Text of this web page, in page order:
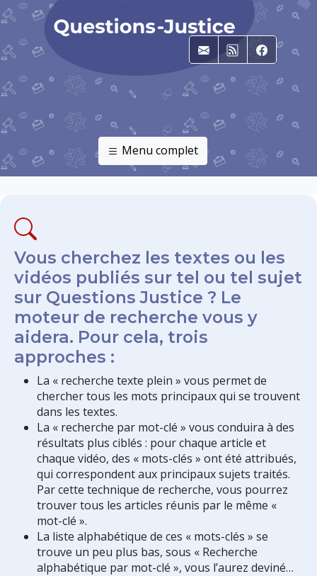
E-mailRSS
Menu complet
Vous cherchez les textes ou les
vidéos publiés sur tel ou tel sujet
sur Questions Justice ? Le
moteur de recherche vous y
aidera. Pour cela, trois
approches :
La « recherche texte plein » vous permet de
chercher tous les mots principaux qui se trouvent
dans les textes.
La « recherche par mot-clé » vous conduira à des
résultats plus ciblés : pour chaque article et
chaque vidéo, des « mots-clés » ont été attribués,
qui correspondent aux principaux sujets traités.
Par cette technique de recherche, vous pourrez
trouver tous les articles réunis par le même «
mot-clé ».
La liste alphabétique de ces « mots-clés » se
trouve un peu plus bas, sous « Recherche
alphabétique par mot-clé », vous l’aurez deviné…